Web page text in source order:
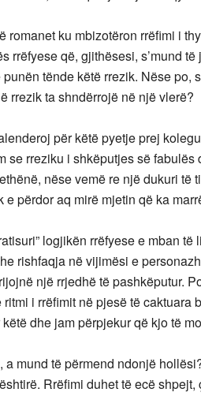
romanet ku mbizotëron rrëfimi i
rrëfyese që, gjithësesi, s’mund
tënde këtë rrezik. Nëse
rrezik ta shndërrojë në një vlerë?
për këtë pyetje prej
se rreziku i shkëputjes së
nëse vemë re një dukuri të
e përdor aq mirë mjetin që ka
logjikën rrëfyese e mban
rishfaqja në vijimësi e
një rrjedhë të pashkëputur.
i rrëfimit në pjesë të
dhe jam përpjekur që kjo të
a mund të përmend ndonjë
Rrëfimi duhet të ecë